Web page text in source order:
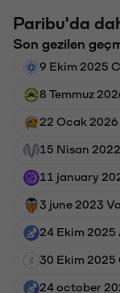
Paribu'da
Son gezilen
9 Ekim 2025
8 Temmuz
22 Ocak 2026
15 Nisan
11 january
3 june 2023
24 Ekim 2025
30 Ekim 2025
24 october